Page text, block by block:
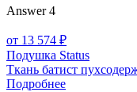
Answer 4
от 13 574 ₽
Подушка Status
Ткань батист
Подробнее